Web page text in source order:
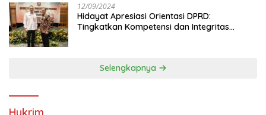
12/09/2024
Hidayat Apresiasi Orientasi DPRD:
Tingkatkan Kompetensi dan Integritas
Selengkapnya